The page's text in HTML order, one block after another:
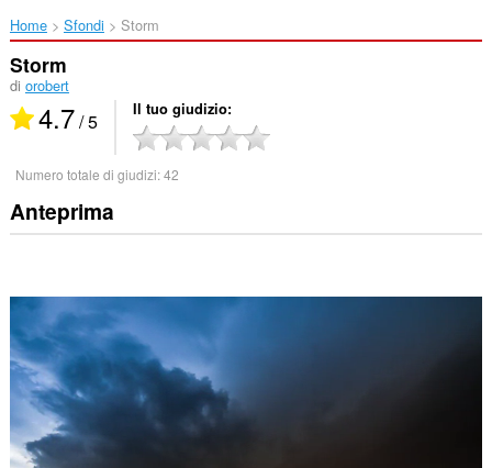
Home Sfondi Storm‎
Storm
di orobert
4.7/ 5 Il tuo giudizio
Numero totale di giudizi:42
Anteprima